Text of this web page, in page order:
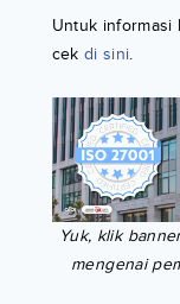
Untuk informasi
cek di sini.
Yuk, klik
mengenai